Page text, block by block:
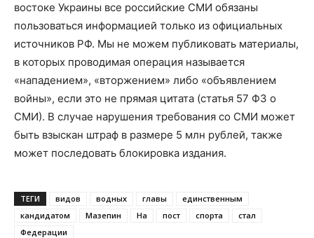
востоке Украины все российские СМИ обязаны
пользоваться информацией только из официальных
источников РФ. Мы не можем публиковать материалы,
в которых проводимая операция называется
«нападением», «вторжением» либо «объявлением
войны», если это не прямая цитата (статья 57 ФЗ о
СМИ). В случае нарушения требования со СМИ может
быть взыскан штраф в размере 5 млн рублей, также
может последовать блокировка издания.
ТЕГИ видов водных главы
единственным
кандидатом
Мазепин На пост спорта
стал
Федерации